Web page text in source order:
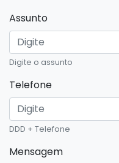
Assunto
Digite o assunto
Telefone
DDD + Telefone
Mensagem